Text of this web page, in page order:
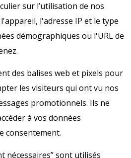
sur l’utilisation de nos
l'adresse IP et le type
démographiques ou l'URL de
des balises web et pixels pour
les visiteurs qui ont vu nos
promotionnels. Ils ne
à vos données
consentement.
nécessaires” sont utilisés